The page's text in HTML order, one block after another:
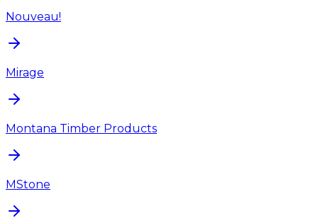
Nouveau!
Mirage
Montana Timber Products
MStone